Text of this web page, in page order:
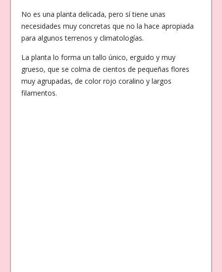
No es una planta delicada, pero sí tiene unas
necesidades muy concretas que no la hace apropiada
para algunos terrenos y climatologías.
La planta lo forma un tallo único, erguido y muy
grueso, que se colma de cientos de pequeñas flores
muy agrupadas, de color rojo coralino y largos
filamentos.